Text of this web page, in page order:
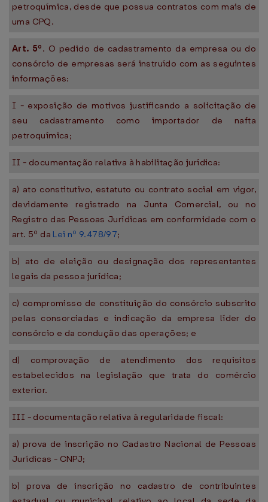
petroquímica, desde que possua contratos com mais de
uma CPQ.
Art. 5º. O pedido de cadastramento da empresa ou do
consórcio de empresas será instruído com as seguintes
informações:
I - exposição de motivos justificando a solicitação de
seu cadastramento como importador de nafta
petroquímica;
II - documentação relativa à habilitação jurídica:
a) ato constitutivo, estatuto ou contrato social em vigor,
devidamente registrado na Junta Comercial, ou no
Registro das Pessoas Jurídicas em conformidade com o
art. 5º da Lei nº 9.478/97;
b) ato de eleição ou designação dos representantes
legais da pessoa jurídica;
c) compromisso de constituição do consórcio subscrito
pelas consorciadas e indicação da empresa líder do
consórcio e da condução das operações; e
d) comprovação de atendimento dos requisitos
estabelecidos na legislação que trata do comércio
exterior.
III - documentação relativa à regularidade fiscal:
a) prova de inscrição no Cadastro Nacional de Pessoas
Jurídicas - CNPJ;
b) prova de inscrição no cadastro de contribuintes